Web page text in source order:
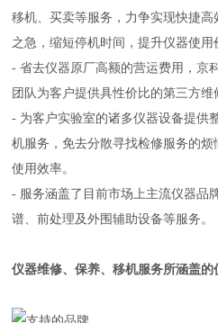
移机、买卖等服务，力争实现快捷
之急，缩短停机时间，提升仪器使用
- 省去仪器原厂高额的营运费用，京
团队为客户提供具性价比的第三方维
- 为客户实验室的诸多仪器设备提供
机服务，免去分散寻找检修服务的
使用效率。
- 服务涵盖了目前市场上主流仪器品
谱、前处理及外围辅助设备等服务。
仪器维修、保养、移机服务所涵盖的